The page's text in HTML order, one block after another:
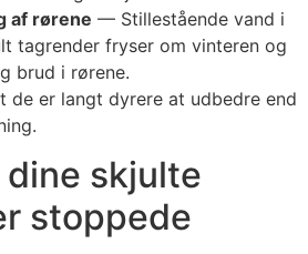
af rørene — Stillestående vand i
tagrender fryser om vinteren og
brud i rørene.
de er langt dyrere at udbedre end
dine skjulte
stoppede